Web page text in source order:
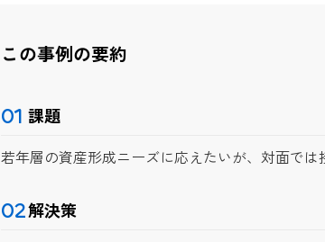
この事例の要約
01 課題
若年層の資産形成ニーズに応えたいが、対面で
02解決策